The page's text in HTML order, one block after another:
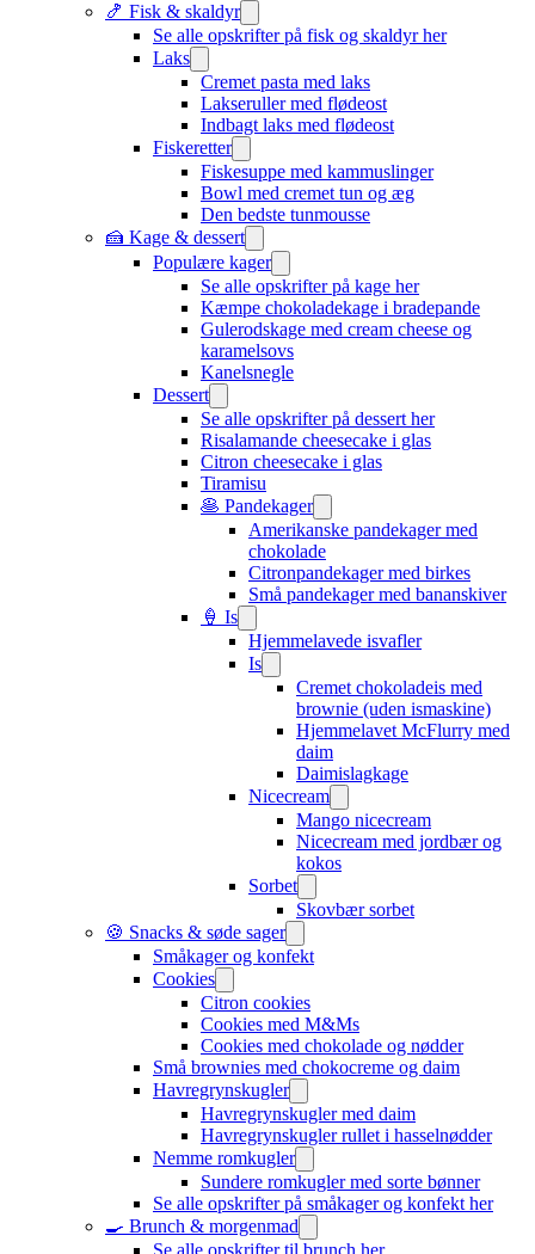
🍤 Fisk & skaldyr
Se alle opskrifter på fisk og skaldyr her
Laks
Cremet pasta med laks
Lakseruller med flødeost
Indbagt laks med flødeost
Fiskeretter
Fiskesuppe med kammuslinger
Bowl med cremet tun og æg
Den bedste tunmousse
🍰 Kage & dessert
Populære kager
Se alle opskrifter på kage her
Kæmpe chokoladekage i bradepande
Gulerodskage med cream cheese og
karamelsovs
Kanelsnegle
Dessert
Se alle opskrifter på dessert her
Risalamande cheesecake i glas
Citron cheesecake i glas
Tiramisu
🥞 Pandekager
Amerikanske pandekager med
chokolade
Citronpandekager med birkes
Små pandekager med bananskiver
🍦 Is
Hjemmelavede isvafler
Is
Cremet chokoladeis med
brownie (uden ismaskine)
Hjemmelavet McFlurry med
daim
Daimislagkage
Nicecream
Mango nicecream
Nicecream med jordbær og
kokos
Sorbet
Skovbær sorbet
🍪 Snacks & søde sager
Småkager og konfekt
Cookies
Citron cookies
Cookies med M&Ms
Cookies med chokolade og nødder
Små brownies med chokocreme og daim
Havregrynskugler
Havregrynskugler med daim
Havregrynskugler rullet i hasselnødder
Nemme romkugler
Sundere romkugler med sorte bønner
Se alle opskrifter på småkager og konfekt her
🍳 Brunch & morgenmad
Se alle opskrifter til brunch her